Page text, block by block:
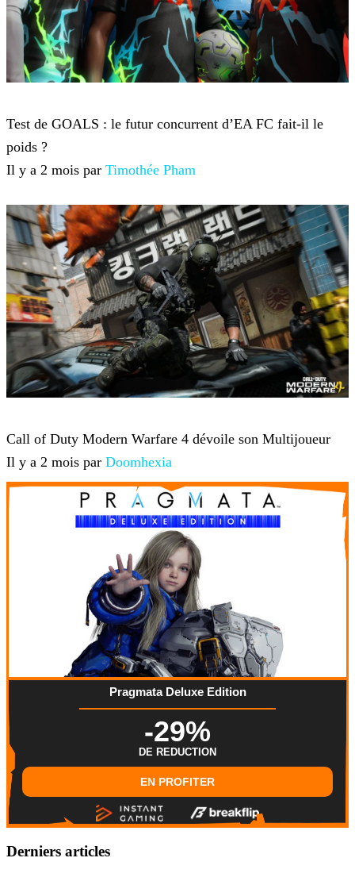
Test de GOALS : le futur concurrent d’EA FC fait-il le
poids ?
Il y a 2 mois par Timothée Pham
Call of Duty Modern Warfare 4 dévoile son Multijoueur
Il y a 2 mois par Doomhexia
Pragmata Deluxe Edition
-29%
DE REDUCTION
EN PROFITER
Derniers articles